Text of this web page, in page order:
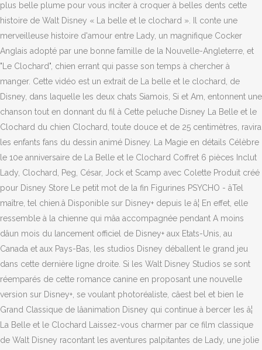
plus belle plume pour vous inciter à croquer à belles dents cette
histoire de Walt Disney « La belle et le clochard ». Il conte une
merveilleuse histoire d'amour entre Lady, un magnifique Cocker
Anglais adopté par une bonne famille de la Nouvelle-Angleterre, et
"Le Clochard", chien errant qui passe son temps à chercher à
manger. Cette vidéo est un extrait de La belle et le clochard, de
Disney, dans laquelle les deux chats Siamois, Si et Am, entonnent une
chanson tout en donnant du fil à Cette peluche Disney La Belle et le
Clochard du chien Clochard, toute douce et de 25 centimètres, ravira
les enfants fans du dessin animé Disney. La Magie en détails Célèbre
le 10e anniversaire de La Belle et le Clochard Coffret 6 pièces Inclut
Lady, Clochard, Peg, César, Jock et Scamp avec Colette Produit créé
pour Disney Store Le petit mot de la fin Figurines PSYCHO - âTel
maître, tel chien.â Disponible sur Disney+ depuis le â¦ En effet, elle
ressemble à la chienne qui mâa accompagnée pendant A moins
dâun mois du lancement officiel de Disney+ aux Etats-Unis, au
Canada et aux Pays-Bas, les studios Disney déballent le grand jeu
dans cette dernière ligne droite. Si les Walt Disney Studios se sont
réemparés de cette romance canine en proposant une nouvelle
version sur Disney+, se voulant photoréaliste, câest bel et bien le
Grand Classique de lâanimation Disney qui continue à bercer les â¦
La Belle et le Clochard Laissez-vous charmer par ce film classique
de Walt Disney racontant les aventures palpitantes de Lady, une jolie